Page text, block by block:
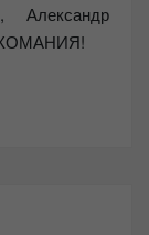
Александр